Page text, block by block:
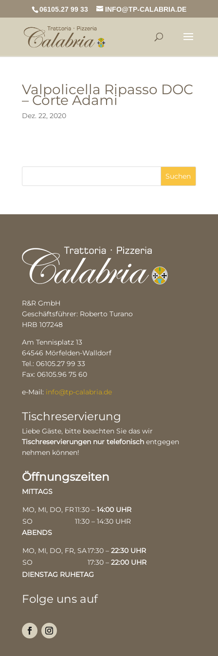
06105.27 99 33 INFO@TP-CALABRIA.DE
Valpolicella Ripasso DOC
– Corte Adami
Dez. 22, 2020
R&R GmbH
Geschäftsführer: Roberto Turano
HRB 107248
Am Tennisplatz 13
64546 Mörfelden-Walldorf
Tel.: 06105.27 99 33
Fax: 06105.96 75 60
e-Mail: info@tp-calabria.de
Tischreservierung
Liebe Gäste, bitte beachten Sie das wir
Tischreservierungen nur telefonischentgegen
nehmen können!
Öffnungszeiten
MITTAGS
MO, MI, DO, FR11:30 – 14:00 UHR
SO
11:30 – 14:30 UHR
ABENDS
MO, MI, DO, FR, SA17:30 – 22:30 UHR
SO
17:30 – 22:00 UHR
DIENSTAG RUHETAG
Folge uns auf